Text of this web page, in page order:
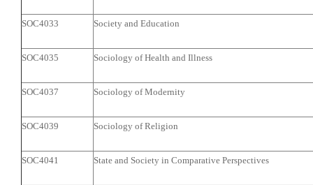
SOC4033 Society and Education
SOC4035 Sociology of Health and Illness
SOC4037 Sociology of Modernity
SOC4039 Sociology of Religion
SOC4041 State and Society in Comparative Perspectives